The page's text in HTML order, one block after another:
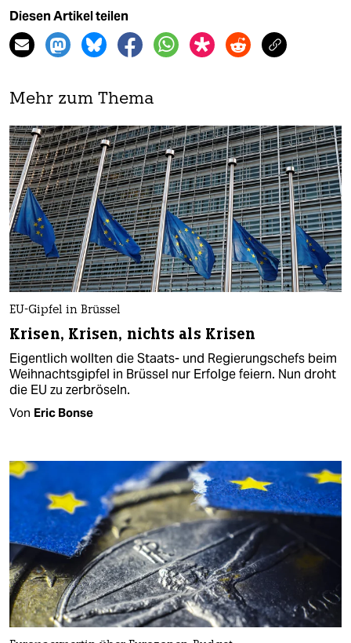
Diesen Artikel teilen
Mehr zum Thema
EU-Gipfel in Brüssel
Krisen, Krisen, nichts als Krisen
Eigentlich wollten die Staats- und Regierungschefs beim
Weihnachtsgipfel in Brüssel nur Erfolge feiern. Nun droht
die EU zu zerbröseln.
Von Eric Bonse